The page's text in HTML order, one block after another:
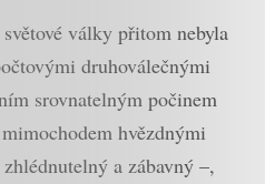
války přitom nebyla
druhoválečnými
srovnatelným počinem
hvězdnými
a zábavný –,